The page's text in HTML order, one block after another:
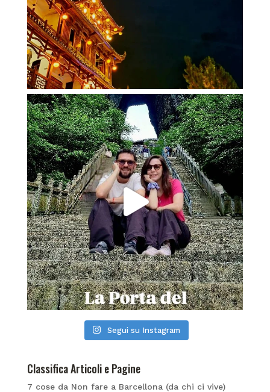
Segui su Instagram
Classifica Articoli e Pagine
7 cose da Non fare a Barcellona (da chi ci vive)